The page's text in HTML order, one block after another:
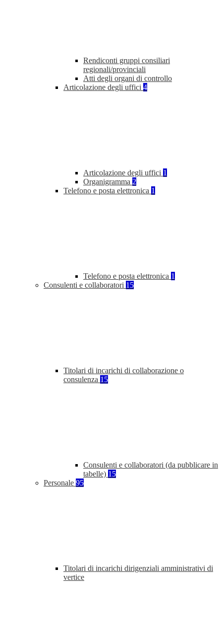
Rendiconti gruppi consiliari
regionali/provinciali
Atti degli organi di controllo
Articolazione degli uffici 4
Articolazione degli uffici 1
Organigramma 2
Telefono e posta elettronica 1
Telefono e posta elettronica 1
Consulenti e collaboratori 15
Titolari di incarichi di collaborazione o
consulenza 15
Consulenti e collaboratori (da pubblicare in
tabelle) 15
Personale 95
Titolari di incarichi dirigenziali amministrativi di
vertice